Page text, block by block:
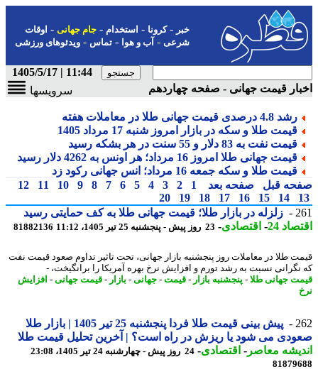
-کرونا-استخدام- جام جهانی-اوقات
شرعی-آب و هوا-تماس-ویدئوهای ورزشی
11:44 | 1405/5/17
قیمت جهانی - صفحه چهاردهم
سرویسها
رشد 4.8 درصدی قیمت جهانی طلا در معاملات هفته
قیمت طلا و سکه در بازار امروز شنبه 17 مرداد 1405
قیمت نفت به 83 دلار و 55 سنت در هر بشکه رسید
قیمت جهانی طلا امروز 16 مرداد؛ هر اونس به 4262 دلار رسید
قیمت طلا و سکه جمعه 16 مرداد؛ انس جهانی رکود زد
قبل صفحه بعد 1
2
3
4
5
6
7
8
9
10
11
12
14
15
16
17
18
19
20
زلزله در بازار طلا؛ قیمت جهانی طلا به کف حمایتی رسید
24
-اقتصادی-23 روز پیش - پنجشنبه 25 تیر 1405، 11:12 81882136
طلا در معاملات روز پنجشنبه بازار جهانی، تحت تاثیر تداوم صعود قیمت نفت
نسبت به رشد تورم و افزایش نرخ بهره آمریکا را برانگیخت، -
جهانی طلا -پنجشنبه بازار - قیمت-جهانی-بازار - قیمت جهانی-افزایش
پیش بینی قیمت طلا فردا پنجشنبه 25 تیر 1405 | بازار طلا
می شود یا ریزش در راه است؟ | آخرین تحلیل قیمت طلا
معاصر-اقتصادی-24 روز پیش - چهارشنبه 24 تیر 1405، 23:08